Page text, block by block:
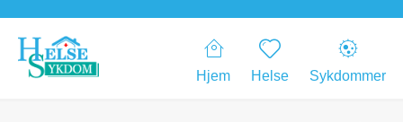
Hjem Helse Sykdommer